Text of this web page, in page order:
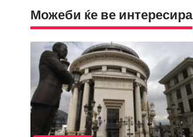
Можеби ќе ве интересира